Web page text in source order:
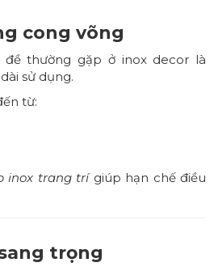
cong võng
thường gặp ở inox decor là
sử dụng.
từ:
inox trang trígiúp hạn chế điều
trọng